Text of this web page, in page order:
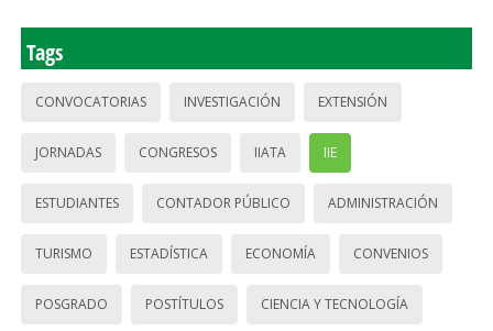
Tags
CONVOCATORIAS INVESTIGACIÓN EXTENSIÓN
JORNADAS CONGRESOS IIATA IIE
ESTUDIANTES CONTADOR PÚBLICO ADMINISTRACIÓN
TURISMO ESTADÍSTICA ECONOMÍA CONVENIOS
POSGRADO POSTÍTULOS CIENCIA Y TECNOLOGÍA